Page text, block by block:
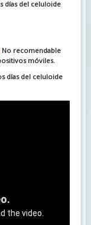
días del celuloide
No recomendable
móviles.
días del celuloide
the video.